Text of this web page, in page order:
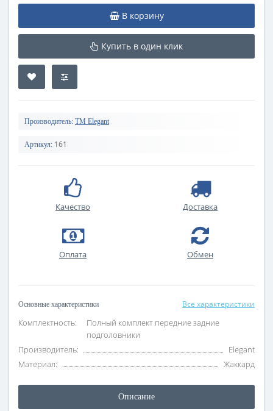
В корзину
Купить в один клик
Производитель: TM Elegant
Артикул: 161
Качество Доставка
Оплата Обмен
Основные характеристики Все характеристики
Комплектность:
Полный комплект передние задние
подголовники
Производитель:
Elegant
Материал:
Жаккард
Описание